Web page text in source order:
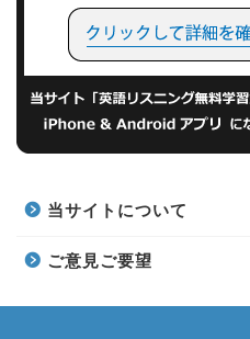
当サイトについて
ご意見ご要望